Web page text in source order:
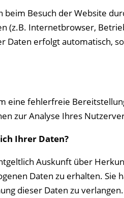
Besuch der Website
(z.B. Internetbrowser,
Daten erfolgt automatisch,
eine fehlerfreie
zur Analyse Ihres
Ihrer Daten?
Auskunft über
Daten zu erhalten. Sie
dieser Daten zu